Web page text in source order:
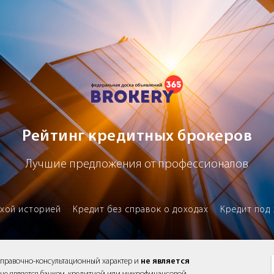
брокеров
Рейтинг кредитных брокеров
Лучшие предложения от профессионалов
историей Кредит без справок о доходах Кредит под
консультационный характер и не является